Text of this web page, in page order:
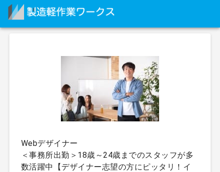
Webデザイナー
＜事務所出勤＞18歳～24歳までのスタッフが多
数活躍中【デザイナー志望の方にピッタリ！イ